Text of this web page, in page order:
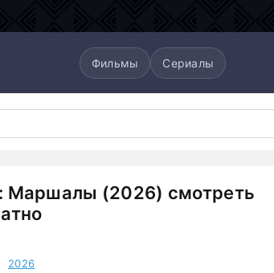
Фильмы Сериалы
Маршалы (2026) смотреть
2026